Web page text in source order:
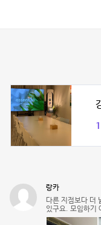
랑카
다른 지점보다 더
있구요. 모임하기